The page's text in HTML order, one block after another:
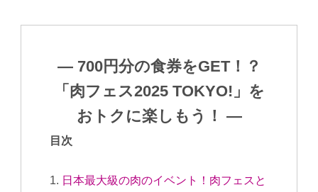
― 700円分の食券をGET！？
「肉フェス2025 TOKYO!」を
おトクに楽しもう！ ―
目次
日本最大級の肉のイベント！肉フェスと